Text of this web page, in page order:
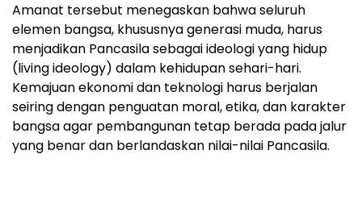
Amanat tersebut menegaskan bahwa seluruh
elemen bangsa, khususnya generasi muda, harus
menjadikan Pancasila sebagai ideologi yang hidup
(living ideology) dalam kehidupan sehari-hari.
Kemajuan ekonomi dan teknologi harus berjalan
seiring dengan penguatan moral, etika, dan karakter
bangsa agar pembangunan tetap berada pada jalur
yang benar dan berlandaskan nilai-nilai Pancasila.